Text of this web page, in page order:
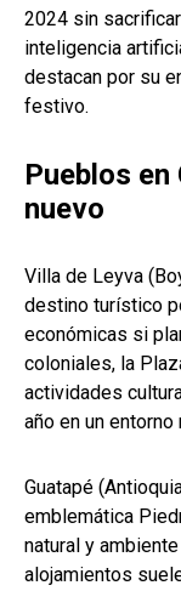
2024 sin
inteligencia
destacan por su
festivo.
Pueblos en
nuevo
Villa de Leyva
destino turístico
económicas si
coloniales, la
actividades
año en un entorno
Guatapé
emblemática
natural y
alojamientos